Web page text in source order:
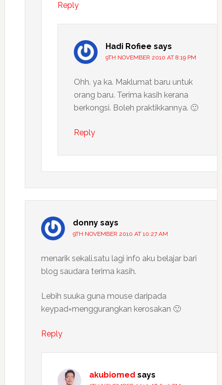
Reply
Hadi Rofiee says
9TH NOVEMBER 2010 AT 8:19 PM
Ohh. ya ka. Maklumat baru untuk
orang baru. Terima kasih kerana
berkongsi. Boleh praktikkannya. 🙂
Reply
donny says
9TH NOVEMBER 2010 AT 10:27 AM
menarik sekali.satu lagi info aku belajar bari
blog saudara terima kasih.
Lebih suuka guna mouse daripada
keypad=menggurangkan kerosakan 🙂
Reply
akubiomed says